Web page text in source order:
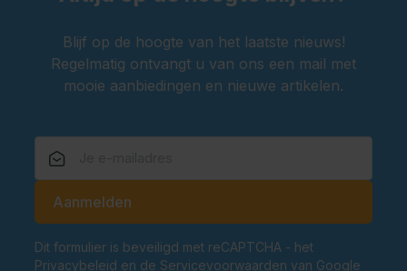
Een Oktoberfesttasjevoor een extra sierlijke
uitstraling
dan Oktoberfest?
Ja, deze dirndl is niet alleen perfect voor het
Oktoberfest, maar ook voor carnaval, themafeesten
en après-ski evenementen.
feest
Blijf op de hoogte van het laatste nieuws!
Regelmatig ontvangt u van ons een mail met
mooie aanbiedingen en nieuwe artikelen.
Aanmelden
Dit formulier is beveiligd met reCAPTCHA - het
Privacybeleid en de Servicevoorwaarden van Google